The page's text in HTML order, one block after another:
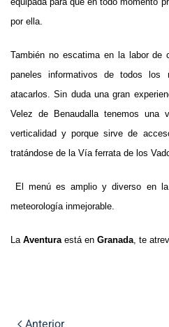
por ella.
También no escatima en la labor de
paneles informativos de todos
atacarlos. Sin duda una gran
Velez de Benaudalla tenemos una
verticalidad y porque sirve de
tratándose de la Vía ferrata de los
El menú es amplio y diverso en
meteorología inmejorable.
La Aventura está en Granada , te